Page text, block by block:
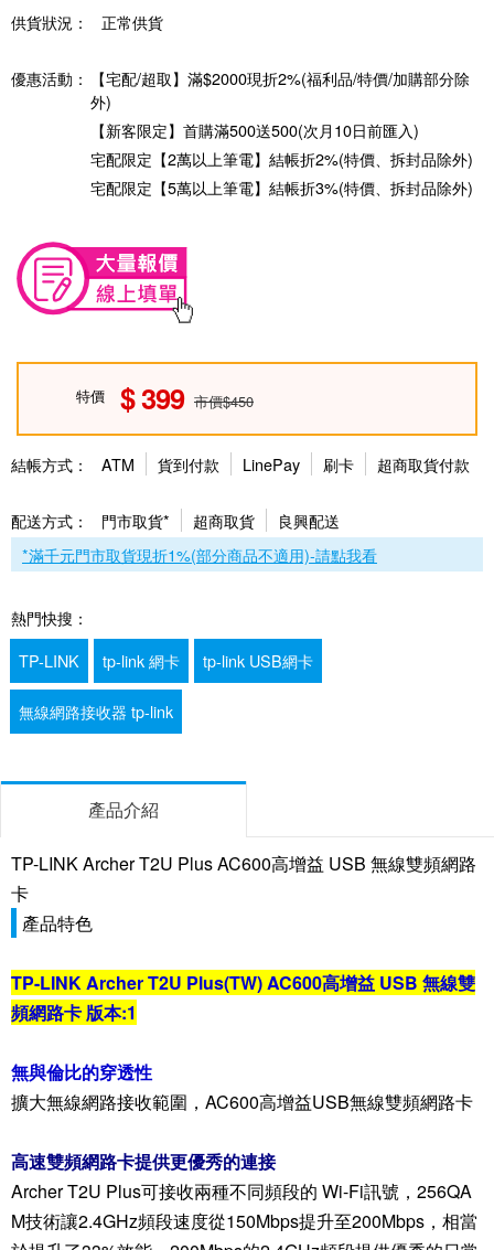
供貨狀況：
正常供貨
優惠活動：
【宅配/超取】滿$2000現折2%(福利品/特價/加購部分除
外)
【新客限定】首購滿500送500(次月10日前匯入)
宅配限定【2萬以上筆電】結帳折2%(特價、拆封品除外)
宅配限定【5萬以上筆電】結帳折3%(特價、拆封品除外)
特價 399 市價$450
結帳方式： ATM 貨到付款 LinePay 刷卡 超商取貨付款
配送方式： 門市取貨* 超商取貨
良興配送
*滿千元門市取貨現折1%(部分商品不適用)-請點我看
熱門快搜：
TP-LINK
tp-link 網卡 tp-link USB網卡
無線網路接收器 tp-link
產品介紹
TP-LINK Archer T2U Plus AC600高增益 USB 無線雙頻網路
卡
產品特色
TP-LINK Archer T2U Plus(TW) AC600高增益 USB 無線雙
頻網路卡 版本:1
無與倫比的穿透性
擴大無線網路接收範圍，AC600高增益USB無線雙頻網路卡
高速雙頻網路卡提供更優秀的連接
Archer T2U Plus可接收兩種不同頻段的 Wi-Fi訊號，256QA
M技術讓2.4GHz頻段速度從150Mbps提升至200Mbps，相當